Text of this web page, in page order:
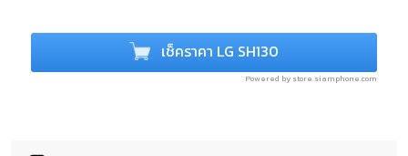
เช็คราคา LG SH130
Powered by store.siamphone.com